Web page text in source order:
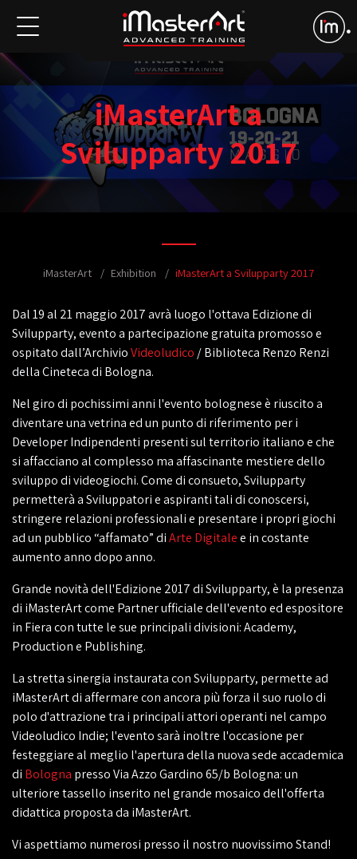
iMasterArt a
Svilupparty 2017
iMasterArt Exhibition iMasterArt a Svilupparty 2017
Dal 19 al 21 maggio 2017 avrà luogo l'ottava Edizione di
Svilupparty, evento a partecipazione gratuita promosso e
ospitato dall’ArchivioVideoludico / Biblioteca Renzo Renzi
della Cineteca di Bologna.
Nel giro di pochissimi anni l'evento bolognese è riuscito a
diventare una vetrina ed un punto di riferimento per i
Developer Indipendenti presenti sul territorio italiano e che
si affacciano al complesso ma affascinante mestiere dello
sviluppo di videogiochi. Come di consueto, Svilupparty
permetterà a Sviluppatori e aspiranti tali di conoscersi,
stringere relazioni professionali e presentare i propri giochi
ad un pubblico “affamato” diArte Digitalee in costante
aumento anno dopo anno.
Grande novità dell'Edizione 2017 di Svilupparty, è la presenza
di iMasterArt come Partner ufficiale dell'evento ed espositore
in Fiera con tutte le sue principali divisioni: Academy,
Production e Publishing.
La stretta sinergia instaurata con Svilupparty, permette ad
iMasterArt di affermare con ancora più forza il suo ruolo di
polo d'attrazione tra i principali attori operanti nel campo
Videoludico Indie; l'evento sarà inoltre l'occasione per
festeggiare al meglio l'apertura della nuova sede accademica
di Bologna presso Via Azzo Gardino 65/b Bologna: un
ulteriore tassello inserito nel grande mosaico dell'offerta
didattica proposta da iMasterArt.
Vi aspettiamo numerosi presso il nostro nuovissimo Stand!